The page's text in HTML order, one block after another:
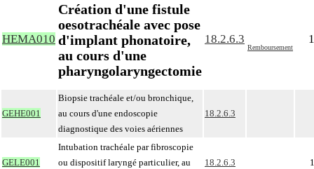
HEMA010
Création d'une fistule
oesotrachéale avec pose
d'implant phonatoire,
au cours d'une
pharyngolaryngectomie
18.2.6.3
Remboursement
GEHE001
Biopsie trachéale et/ou bronchique,
au cours d'une endoscopie
diagnostique des voies aériennes
18.2.6.3
GELE001
Intubation trachéale par fibroscopie
ou dispositif laryngé particulier, au
18.2.6.3